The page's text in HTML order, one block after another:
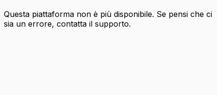
Questa piattaforma non è più disponibile. Se pensi che ci
sia un errore, contatta il supporto.